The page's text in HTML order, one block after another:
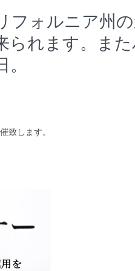
フォルニア州
られます。ま
致します。